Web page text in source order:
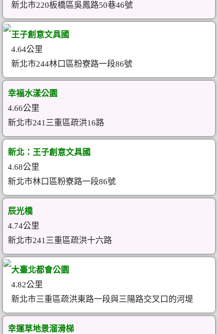
新北市220板橋區吳鳳路50巷46號
王子創意文具國
4.64公里
新北市244林口區粉寮路一段86號
幸福水漾公園
4.66公里
新北市241三重區疏洪16路
新北：王子創意文具國
4.68公里
新北市林口區粉寮路一段86號
辰光橋
4.74公里
新北市241三重區疏洪十六路
大臺北都會公園
4.82公里
新北市三重區疏洪東路一段與三陽路交叉口的河堤
幸運草地景溜滑梯